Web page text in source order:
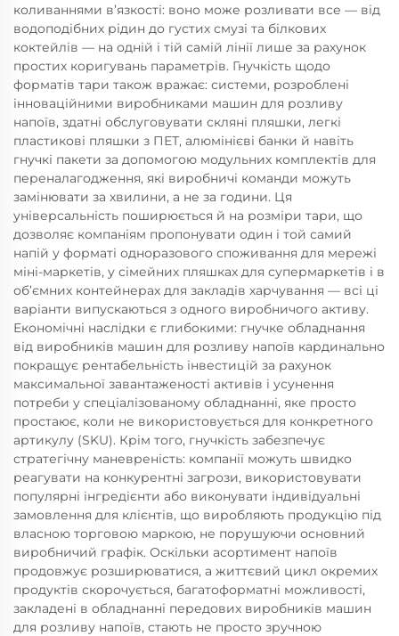
коливаннями в’язкості: воно може розливати все — від
водоподібних рідин до густих смузі та білкових
коктейлів — на одній і тій самій лінії лише за рахунок
простих коригувань параметрів. Гнучкість щодо
форматів тари також вражає: системи, розроблені
інноваційними виробниками машин для розливу
напоїв, здатні обслуговувати скляні пляшки, легкі
пластикові пляшки з ПЕТ, алюмінієві банки й навіть
гнучкі пакети за допомогою модульних комплектів для
переналагодження, які виробничі команди можуть
замінювати за хвилини, а не за години. Ця
універсальність поширюється й на розміри тари, що
дозволяє компаніям пропонувати один і той самий
напій у форматі одноразового споживання для мережі
міні-маркетів, у сімейних пляшках для супермаркетів і в
об’ємних контейнерах для закладів харчування — всі ці
варіанти випускаються з одного виробничого активу.
Економічні наслідки є глибокими: гнучке обладнання
від виробників машин для розливу напоїв кардинально
покращує рентабельність інвестицій за рахунок
максимальної завантаженості активів і усунення
потреби у спеціалізованому обладнанні, яке просто
простаює, коли не використовується для конкретного
артикулу (SKU). Крім того, гнучкість забезпечує
стратегічну маневреність: компанії можуть швидко
реагувати на конкурентні загрози, використовувати
популярні інгредієнти або виконувати індивідуальні
замовлення для клієнтів, що виробляють продукцію під
власною торговою маркою, не порушуючи основний
виробничий графік. Оскільки асортимент напоїв
продовжує розширюватися, а життєвий цикл окремих
продуктів скорочується, багатоформатні можливості,
закладені в обладнанні передових виробників машин
для розливу напоїв, стають не просто зручною